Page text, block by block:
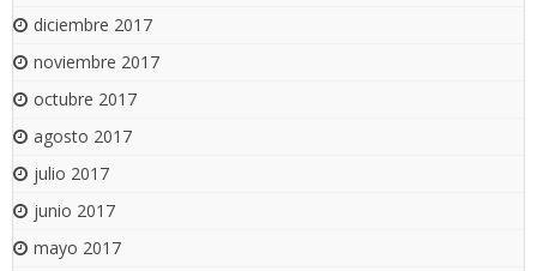
diciembre 2017
noviembre 2017
octubre 2017
agosto 2017
julio 2017
junio 2017
mayo 2017